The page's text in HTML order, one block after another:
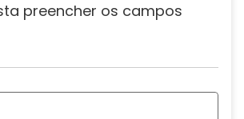
preencher os campos